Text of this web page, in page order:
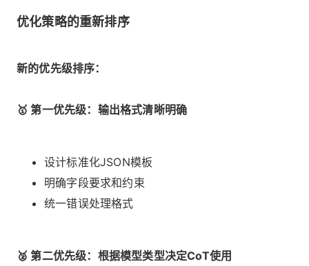
优化策略的重新排序
新的优先级排序：
🥇 第一优先级：输出格式清晰明确
设计标准化JSON模板
明确字段要求和约束
统一错误处理格式
🥈 第二优先级：根据模型类型决定CoT使用